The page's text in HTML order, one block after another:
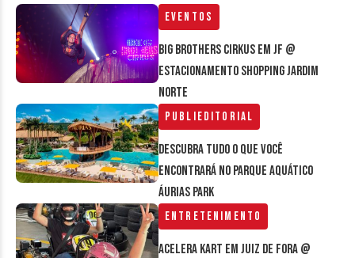
Eventos
Big Brothers Cirkus em JF @
estacionamento Shopping Jardim
Norte
Publieditorial
Descubra tudo o que você
encontrará no parque aquático
Áurias Park
Entretenimento
Acelera Kart em Juiz de Fora @